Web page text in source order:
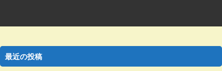
最近の投稿